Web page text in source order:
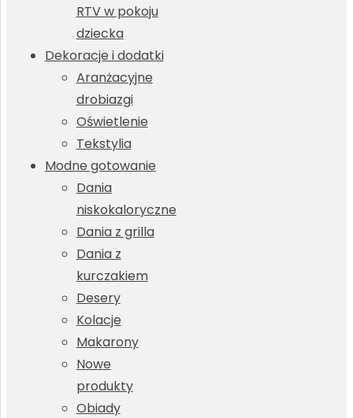
RTV w pokoju
dziecka
Dekoracje i dodatki
Aranżacyjne
drobiazgi
Oświetlenie
Tekstylia
Modne gotowanie
Dania
niskokaloryczne
Dania z grilla
Dania z
kurczakiem
Desery
Kolacje
Makarony
Nowe
produkty
Obiady